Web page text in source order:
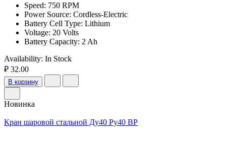
Speed: 750 RPM
Power Source: Cordless-Electric
Battery Cell Type: Lithium
Voltage: 20 Volts
Battery Capacity: 2 Ah
Availability: In Stock
₽ 32.00
В корзину
Новинка
Кран шаровой стальной Ду40 Ру40 ВР